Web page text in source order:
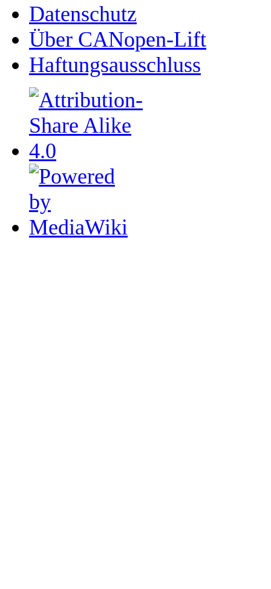
Datenschutz
Über CANopen-Lift
Haftungsausschluss